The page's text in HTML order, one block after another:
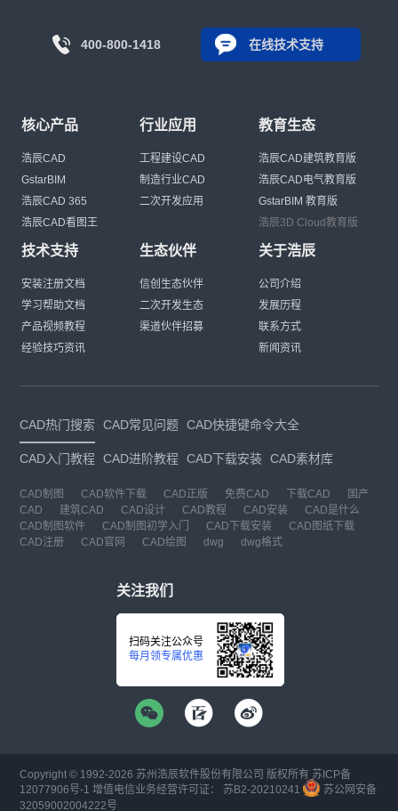
400-800-1418 在线技术支持
核心产品
浩辰CAD
GstarBIM
浩辰CAD 365
浩辰CAD看图王
行业应用
工程建设CAD
制造行业CAD
二次开发应用
教育生态
浩辰CAD建筑教育版
浩辰CAD电气教育版
GstarBIM 教育版
浩辰3D Cloud教育版
技术支持
安装注册文档
学习帮助文档
产品视频教程
经验技巧资讯
生态伙伴
信创生态伙伴
二次开发生态
渠道伙伴招募
关于浩辰
公司介绍
发展历程
联系方式
新闻资讯
CAD热门搜索 CAD常见问题 CAD快捷键命令大全
CAD入门教程 CAD进阶教程 CAD下载安装 CAD素材库
CAD制图 CAD软件下载 CAD正版 免费CAD 下载CAD
国产
CAD
建筑CAD CAD设计 CAD教程 CAD安装
CAD是什么
CAD制图软件
CAD制图初学入门 CAD下载安装
CAD图纸下载
CAD注册
CAD官网 CAD绘图 dwg dwg格式
关注我们
扫码关注公众号
每月领专属优惠
Copyright © 1992-2026 苏州浩辰软件股份有限公司 版权所有 苏ICP备
12077906号-1 增值电信业务经营许可证： 苏B2-20210241
苏公网安备
32059002004222号